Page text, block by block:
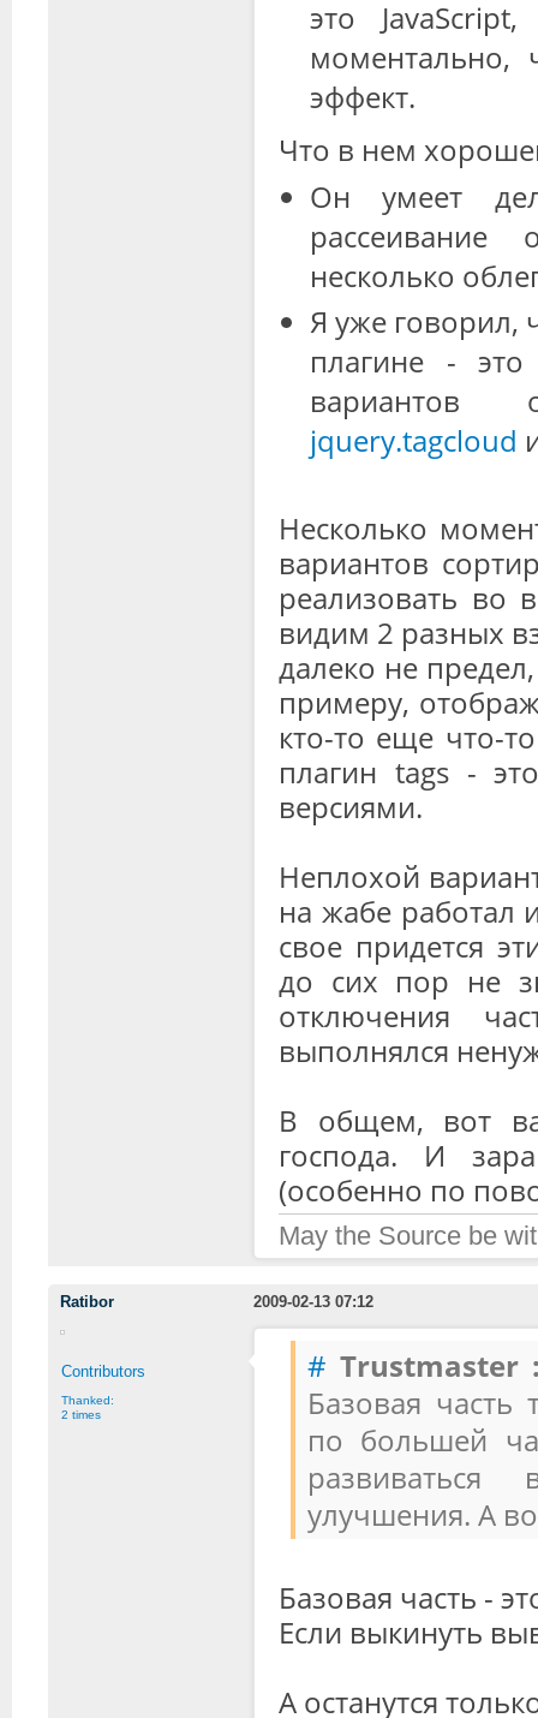
это
моментально,
эффект.
Что в нем
Он умеет
несколько
Я уже говорил,
плагине -
вариантов
jquery.tagcloud
Несколько
вариантов
реализовать во
видим 2 разных
далеко не
примеру,
кто-то еще что-
плагин tags -
версиями.
Неплохой
на жабе работал
свое придется
до сих пор не
отключения
выполнялся
В общем, вот
господа. И
(особенно по
May the Source be
Ratibor 2009-02-13 07:12
Contributors
Thanked:
2 times
# Trustmaster
Базовая часть
по большей
развиваться
улучшения. А
Базовая часть -
Если выкинуть
А останутся